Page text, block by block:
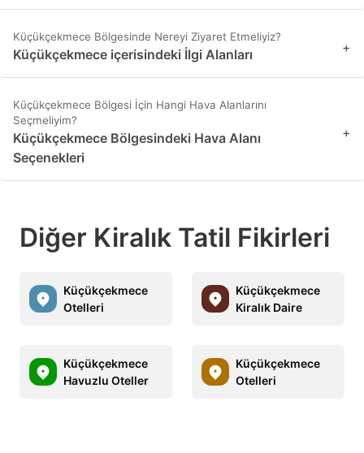
Küçükçekmece Bölgesinde Nereyi Ziyaret Etmeliyiz?
Küçükçekmece içerisindeki İlgi Alanları +
Küçükçekmece Bölgesi İçin Hangi Hava Alanlarını
Seçmeliyim?
Küçükçekmece Bölgesindeki Hava Alanı
Seçenekleri
+
Diğer Kiralık Tatil Fikirleri
Küçükçekmece
Otelleri
Küçükçekmece
Kiralık Daire
Küçükçekmece
Havuzlu Oteller
Küçükçekmece
Otelleri